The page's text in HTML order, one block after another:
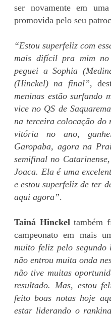
ser novamente em
promovida pelo seu
“Estou superfeliz com
mais difícil pra mim no
peguei a Sophia
(Hinckel) na final”,
meninas estão surfando
vice no QS de
na terceira colocação
vitória no ano,
Garopaba, agora na
semifinal no
Joaca. Ela é uma
e estou superfeliz de ter
aqui agora”.
Tainá Hinckeltambém
campeonato em mais
muito feliz pelo segundo
não entrou muita onda
não tive muitas
resultado. Mas, estou
feito boas notas hoje
estar liderando o